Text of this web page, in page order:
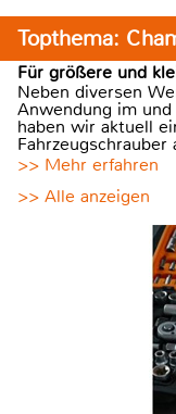
Topthema:
Für größere und
Neben diversen
Anwendung im
haben wir aktuell
Fahrzeugschrauber
>> Mehr erfahren
>> Alle anzeigen